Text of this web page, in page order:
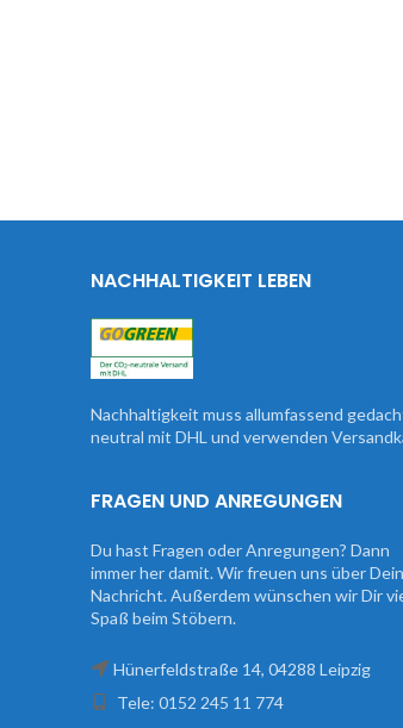
NACHHALTIGKEIT LEBEN
Nachhaltigkeit muss allumfassend
neutral mit DHL und verwenden
FRAGEN UND ANREGUNGEN
Du hast Fragen oder Anregungen? Dann
immer her damit. Wir freuen uns über
Nachricht. Außerdem wünschen wir Dir
Spaß beim Stöbern.
Hünerfeldstraße 14, 04288 Leipzig
Tele: 0152 245 11 774